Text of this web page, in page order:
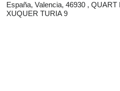
España, Valencia, 46930 ,
XUQUER TURIA 9